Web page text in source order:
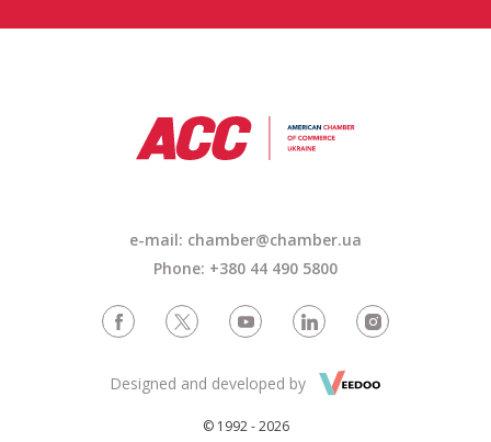
e-mail: chamber@chamber.ua
Phone: +380 44 490 5800
© 1992 - 2026
Designed and developed by